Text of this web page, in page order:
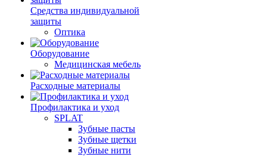
Средства индивидуальной
защиты
Оптика
Оборудование
Медицинская мебель
Расходные материалы
Профилактика и уход
SPLAT
Зубные пасты
Зубные щетки
Зубные нити